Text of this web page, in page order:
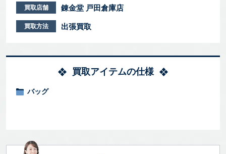
買取店舗 錬金堂 戸田倉庫店
買取方法 出張買取
買取アイテムの仕様
バッグ